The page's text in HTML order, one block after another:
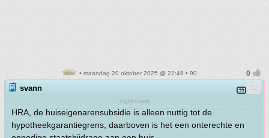
• maandag 20 oktober 2025 @ 22:49 • 90
svann
night-hawk
HRA, de huiseigenarensubsidie is alleen nuttig tot de
hypotheekgarantiegrens, daarboven is het een onterechte en